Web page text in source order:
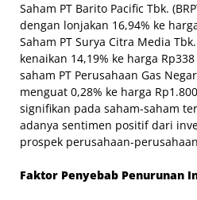
Saham PT Barito Pacific Tbk.
dengan lonjakan 16,94% ke
Saham PT Surya Citra Media
kenaikan 14,19% ke harga
saham PT Perusahaan Gas
menguat 0,28% ke harga
signifikan pada saham-saham
adanya sentimen positif dari
prospek perusahaan-
Faktor Penyebab Penurunan